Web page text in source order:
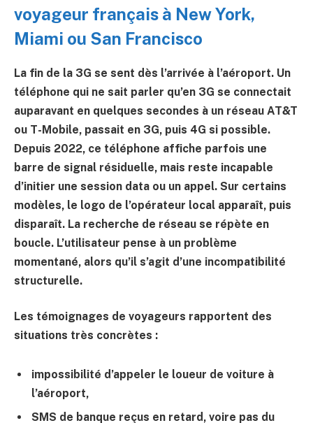
voyageur français à New York,
Miami ou San Francisco
La fin de la 3G se sent dès l’arrivée à l’aéroport. Un
téléphone qui ne sait parler qu’en 3G se connectait
auparavant en quelques secondes à un réseau AT&T
ou T-Mobile, passait en 3G, puis 4G si possible.
Depuis 2022, ce téléphone affiche parfois une
barre de signal résiduelle, mais reste incapable
d’initier une session data ou un appel. Sur certains
modèles, le logo de l’opérateur local apparaît, puis
disparaît. La recherche de réseau se répète en
boucle. L’utilisateur pense à un problème
momentané, alors qu’il s’agit d’une incompatibilité
structurelle.
Les témoignages de voyageurs rapportent des
situations très concrètes :
impossibilité d’appeler le loueur de voiture à
l’aéroport,
SMS de banque reçus en retard, voire pas du